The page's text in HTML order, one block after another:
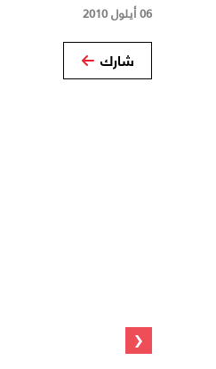
06 أيلول 2010
شارك
‹